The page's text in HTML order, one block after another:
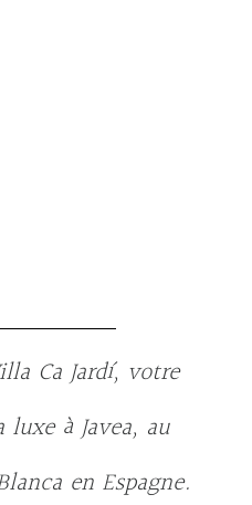
Ca Jardí, votre
à Javea, au
en Espagne.